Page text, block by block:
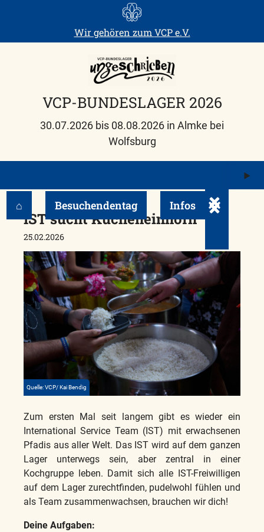
Wir gehören zum VCP e.V.
VCP-BUNDESLAGER 2026
30.07.2026 bis 08.08.2026 in Almke bei
Wolfsburg
⌂ Besuchendentag Infos Untermenü
IST sucht Kücheneinhorn
25.02.2026
Quelle: VCP/ Kai Bendig
Zum ersten Mal seit langem gibt es wieder ein
International Service Team (IST) mit erwachsenen
Pfadis aus aller Welt. Das IST wird auf dem ganzen
Lager unterwegs sein, aber zentral in einer
Kochgruppe leben. Damit sich alle IST-Freiwilligen
auf dem Lager zurechtfinden, pudelwohl fühlen und
als Team zusammenwachsen, brauchen wir dich!
Deine Aufgaben: